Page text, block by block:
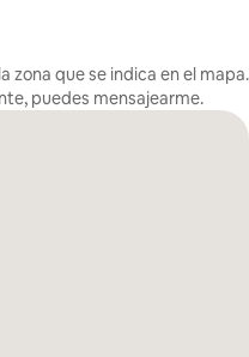
zona que se indica en el mapa.
puedes mensajearme.